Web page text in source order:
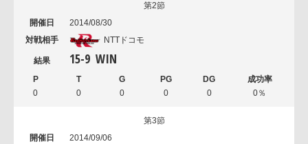
第2節
2014/08/30
NTTドコモ
15-9 WIN
0 0 0 0 0 0％
第3節
2014/09/06